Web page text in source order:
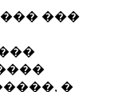
���
�